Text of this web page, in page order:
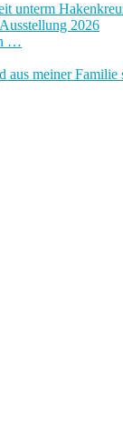
unterm
2026
…
aus meiner Familie